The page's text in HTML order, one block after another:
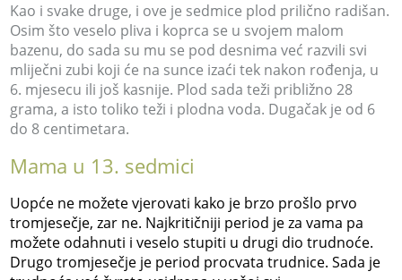
Kao i svake druge, i ove je sedmice plod prilično radišan.
Osim što veselo pliva i koprca se u svojem malom
bazenu, do sada su mu se pod desnima već razvili svi
mliječni zubi koji će na sunce izaći tek nakon rođenja, u
6. mjesecu ili još kasnije. Plod sada teži približno 28
grama, a isto toliko teži i plodna voda. Dugačak je od 6
do 8 centimetara.
Mama u 13. sedmici
Uopće ne možete vjerovati kako je brzo prošlo prvo
tromjesečje, zar ne. Najkritičniji period je za vama pa
možete odahnuti i veselo stupiti u drugi dio trudnoće.
Drugo tromjesečje je period procvata trudnice. Sada je